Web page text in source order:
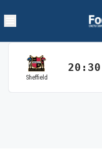
Sheffield
20:30